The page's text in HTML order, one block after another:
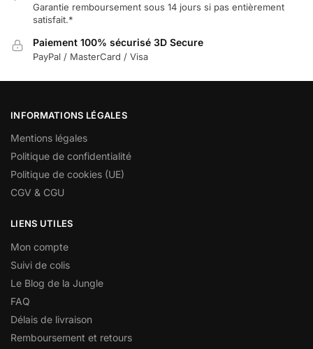
Garantie remboursement sous 14 jours si pas entièrement
satisfait.*
Paiement 100% sécurisé 3D Secure
PayPal / MasterCard / Visa
INFORMATIONS LÉGALES
Mentions légales
Politique de confidentialité
Politique de cookies (UE)
CGV & CGU
LIENS UTILES
Mon compte
Suivi de colis
Le Blog de la Jungle
FAQ
Délais de livraison
Remboursement et retours